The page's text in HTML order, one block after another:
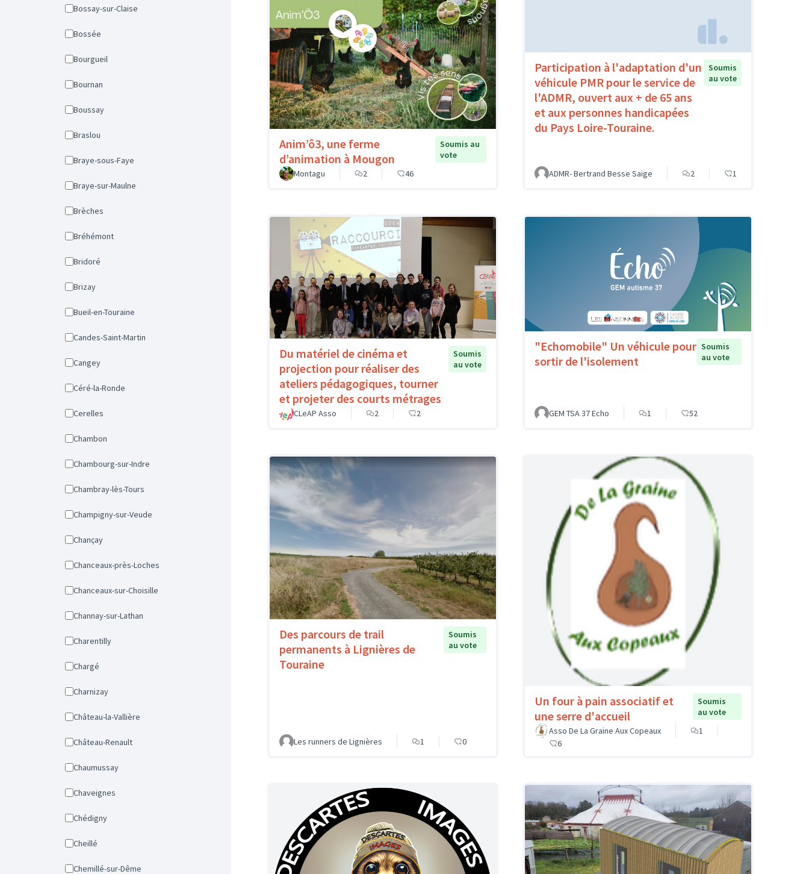
Bossay-sur-Claise
Bossée
Bourgueil
Bournan
Boussay
Braslou
Braye-sous-Faye
Braye-sur-Maulne
Brèches
Bréhémont
Bridoré
Brizay
Bueil-en-Touraine
Candes-Saint-Martin
Cangey
Céré-la-Ronde
Cerelles
Chambon
Chambourg-sur-Indre
Chambray-lès-Tours
Champigny-sur-Veude
Chançay
Chanceaux-près-Loches
Chanceaux-sur-Choisille
Channay-sur-Lathan
Charentilly
Chargé
Charnizay
Château-la-Vallière
Château-Renault
Chaumussay
Chaveignes
Chédigny
Cheillé
Chemillé-sur-Dême
Anim’ô3, une ferme
d’animation à Mougon
Soumis au
vote
Montagu
2 46
Participation à l'adaptation d'un
véhicule PMR pour le service de
l'ADMR, ouvert aux + de 65 ans
et aux personnes handicapées
du Pays Loire-Touraine.
Soumis
au vote
ADMR- Bertrand Besse Saige 2 1
Du matériel de cinéma et
projection pour réaliser des
ateliers pédagogiques, tourner
et projeter des courts métrages
Soumis
au vote
CLeAP Asso 2 2
"Echomobile" Un véhicule pour
sortir de l'isolement
Soumis
au vote
GEM TSA 37 Echo 1 52
Des parcours de trail
permanents à Lignières de
Touraine
Soumis
au vote
Les runners de Lignières 1 0
Un four à pain associatif et
une serre d'accueil
Soumis
au vote
Asso De La Graine Aux Copeaux
1
6